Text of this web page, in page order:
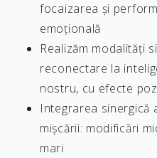
focaizarea și
emoțională
Realizăm modalități
reconectare la
nostru, cu efecte
Integrarea sinergică
mișcării: modificări
mari